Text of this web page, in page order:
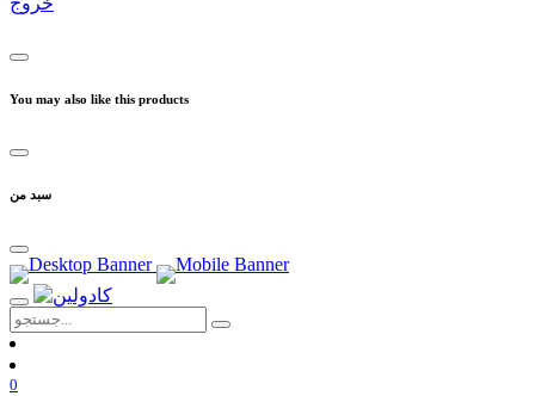
You may also like this products
سبد من
0